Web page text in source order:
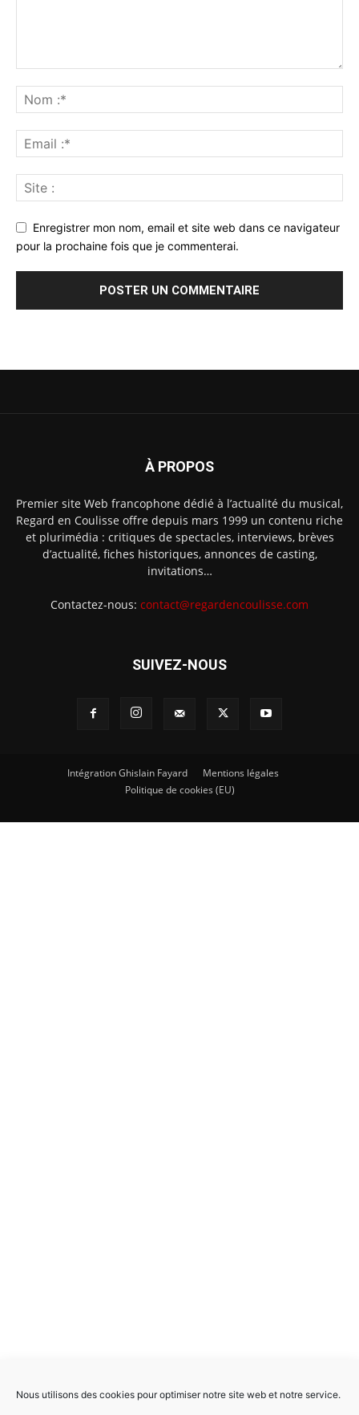
Nous utilisons des cookies pour optimiser notre site web et notre service.
Enregistrer mon nom, email et site web dans ce navigateur
pour la prochaine fois que je commenterai.
À PROPOS
Premier site Web francophone dédié à l’actualité du musical,
Regard en Coulisse offre depuis mars 1999 un contenu riche
et plurimédia : critiques de spectacles, interviews, brèves
d’actualité, fiches historiques, annonces de casting,
invitations…
Contactez-nous: contact@regardencoulisse.com
SUIVEZ-NOUS
Intégration Ghislain Fayard
Mentions légales
Politique de cookies (EU)